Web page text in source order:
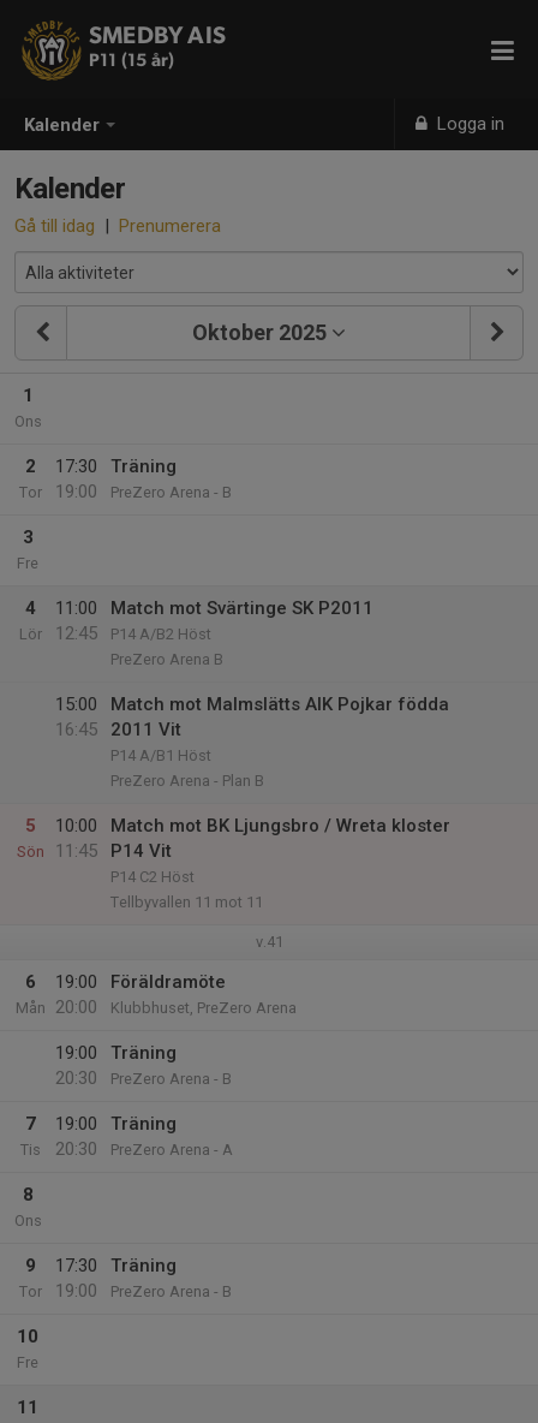
Kalender Logga in
SMEDBY AIS
P11 (15 år)
Kalender
Gå till idag | Prenumerera
Oktober 2025
1
Ons
2
Tor
17:30
19:00
Träning
PreZero Arena - B
3
Fre
4
Lör
11:00
12:45
Match mot Svärtinge SK P2011
P14 A/B2 Höst
PreZero Arena B
15:00
16:45
Match mot Malmslätts AIK Pojkar födda
2011 Vit
P14 A/B1 Höst
PreZero Arena - Plan B
5
Sön
10:00
11:45
Match mot BK Ljungsbro / Wreta kloster
P14 Vit
P14 C2 Höst
Tellbyvallen 11 mot 11
v.41
6
Mån
19:00
20:00
Föräldramöte
Klubbhuset, PreZero Arena
19:00
20:30
Träning
PreZero Arena - B
7
Tis
19:00
20:30
Träning
PreZero Arena - A
8
Ons
9
Tor
17:30
19:00
Träning
PreZero Arena - B
10
Fre
11